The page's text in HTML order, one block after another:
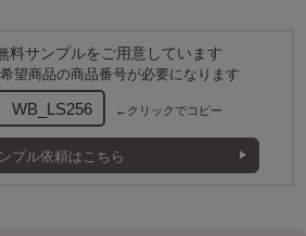
由！リボンで華やかに
やシールで口を留めれば、簡単に華や
。シンプルな袋だからこそ、アレンジ
料サンプルをご用意しています
望商品の商品番号が必要になります
WB_LS256 ←クリックでコピー
プル依頼はこちら